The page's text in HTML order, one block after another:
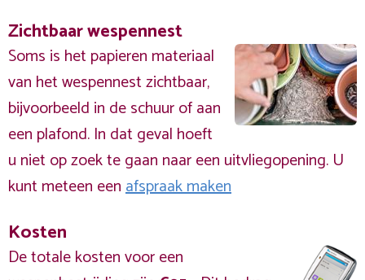
Zichtbaar wespennest
Soms is het papieren materiaal
van het wespennest zichtbaar,
bijvoorbeeld in de schuur of aan
een plafond. In dat geval hoeft
u niet op zoek te gaan naar een uitvliegopening. U
kunt meteen eenafspraak maken
Kosten
De totale kosten voor een